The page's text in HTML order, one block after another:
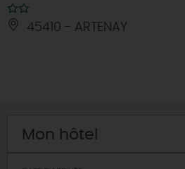
45410 - ARTENAY
Mon hôtel